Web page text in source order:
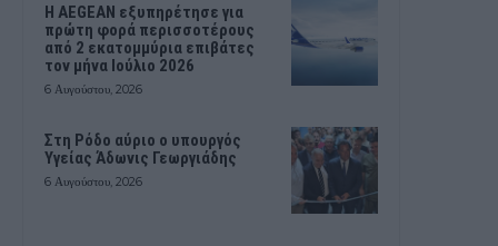
Η AEGEAN εξυπηρέτησε για
πρώτη φορά περισσοτέρους
από 2 εκατομμύρια επιβάτες
τον μήνα Ιούλιο 2026
6 Αυγούστου, 2026
Στη Ρόδο αύριο ο υπουργός
Υγείας Άδωνις Γεωργιάδης
6 Αυγούστου, 2026